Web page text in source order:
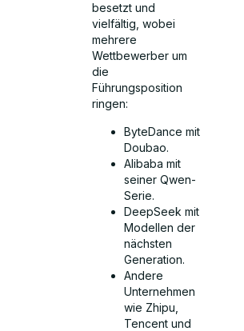
besetzt und
vielfältig, wobei
mehrere
Wettbewerber um
die
Führungsposition
ringen:
ByteDance mit
Doubao.
Alibaba mit
seiner Qwen-
Serie.
DeepSeek mit
Modellen der
nächsten
Generation.
Andere
Unternehmen
wie Zhipu,
Tencent und